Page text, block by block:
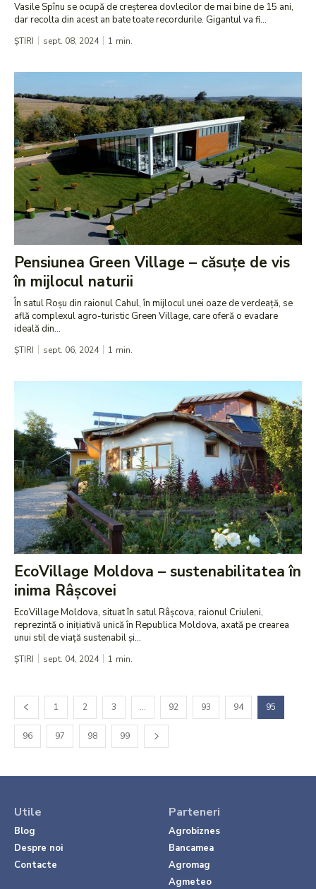
Vasile Spînu se ocupă de creșterea dovlecilor de mai bine de 15 ani,
dar recolta din acest an bate toate recordurile. Gigantul va fi...
ȘTIRI sept. 08, 2024 1 min.
Pensiunea Green Village – căsuțe de vis
în mijlocul naturii
În satul Roșu din raionul Cahul, în mijlocul unei oaze de verdeață, se
află complexul agro-turistic Green Village, care oferă o evadare
ideală din...
ȘTIRI sept. 06, 2024 1 min.
EcoVillage Moldova – sustenabilitatea în
inima Râșcovei
EcoVillage Moldova, situat în satul Râșcova, raionul Criuleni,
reprezintă o inițiativă unică în Republica Moldova, axată pe crearea
unui stil de viață sustenabil și...
ȘTIRI sept. 04, 2024 1 min.
1 2 3 … 92 93 94 95
96 97 98 99
Utile
Blog
Despre noi
Contacte
Parteneri
Agrobiznes
Bancamea
Agromag
Agmeteo